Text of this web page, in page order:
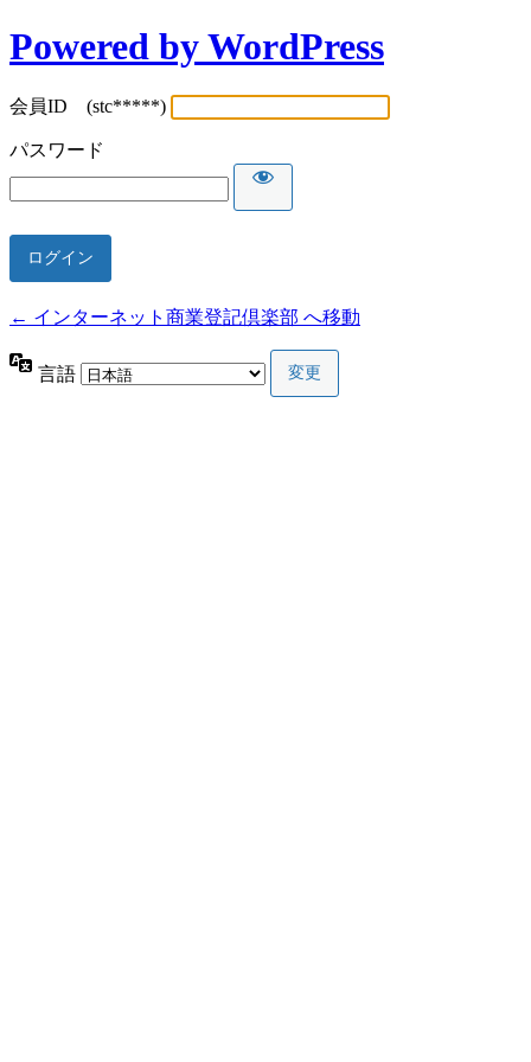
Powered by WordPress
会員ID (stc*****)
パスワード
← インターネット商業登記倶楽部 へ移動
言語